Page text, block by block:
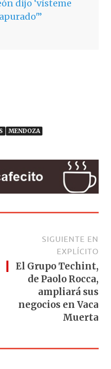
dijo ‘vísteme
MENDOZA
SIGUIENTE EN
EXPLÍCITO
El Grupo Techint,
de Paolo Rocca,
ampliará sus
negocios en Vaca
Muerta